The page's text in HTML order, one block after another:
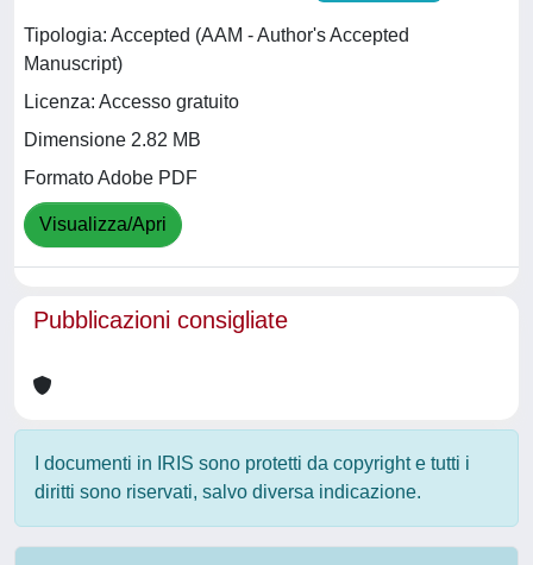
Tipologia: Accepted (AAM - Author's Accepted
Manuscript)
Licenza: Accesso gratuito
Dimensione 2.82 MB
Formato Adobe PDF
Visualizza/Apri
Pubblicazioni consigliate
I documenti in IRIS sono protetti da copyright e tutti i
diritti sono riservati, salvo diversa indicazione.